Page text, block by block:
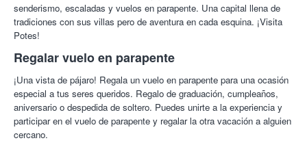
senderismo, escaladas y vuelos en parapente. Una capital llena de
tradiciones con sus villas pero de aventura en cada esquina. ¡Visita
Potes!
Regalar vuelo en parapente
¡Una vista de pájaro! Regala un vuelo en parapente para una ocasión
especial a tus seres queridos. Regalo de graduación, cumpleaños,
aniversario o despedida de soltero. Puedes unirte a la experiencia y
participar en el vuelo de parapente y regalar la otra vacación a alguien
cercano.